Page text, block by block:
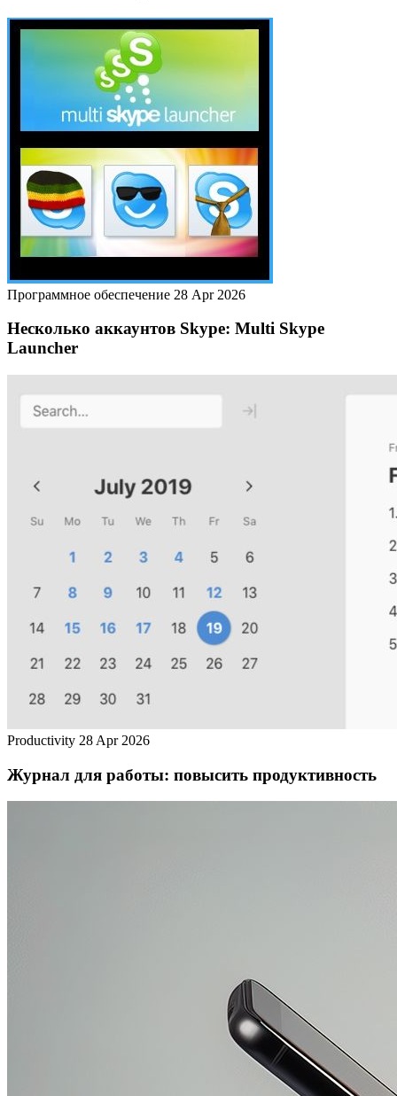
Программное обеспечение 28 Apr 2026
Несколько аккаунтов Skype: Multi Skype
Launcher
Productivity 28 Apr 2026
Журнал для работы: повысить продуктивность